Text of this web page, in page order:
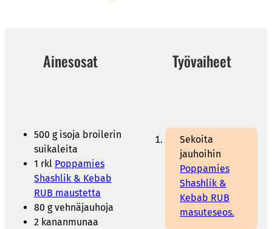
Ainesosat Työvaiheet
500 g isoja broilerin
suikaleita
1 rkl Poppamies
Shashlik & Kebab
RUB maustetta
80 g vehnäjauhoja
2 kananmunaa
Sekoita
jauhoihin
Poppamies
Shashlik &
Kebab RUB
masuteseos.